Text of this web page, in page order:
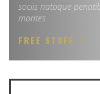
sociis natoque
montes
FREE STUFF